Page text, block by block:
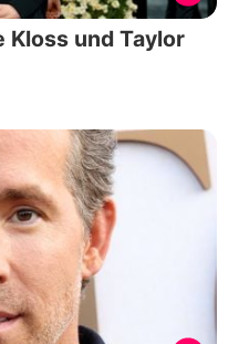
Kloss und Taylor